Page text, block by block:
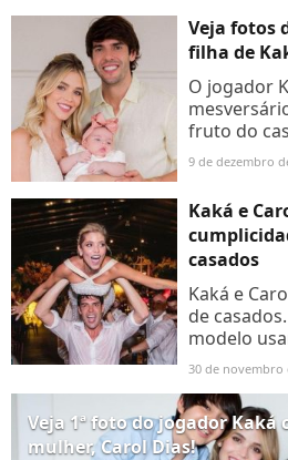
Veja fotos
filha de
O jogador
fruto do
Dias. Veja
9 de dezembro
Kaká e
casados
Kaká e
de
modelo
'Te amo
30 de novembro
Veja 1ª foto do jogador Kaká
mulher, Carol Dias!